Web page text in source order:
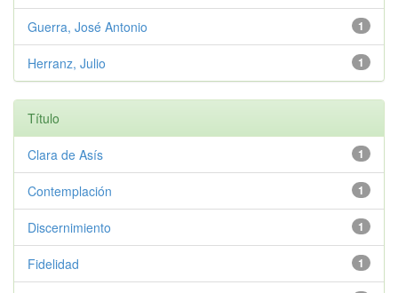
1
Guerra, José Antonio
1
Herranz, Julio
Título
1
Clara de Asís
1
Contemplación
1
Discernimiento
1
Fidelidad